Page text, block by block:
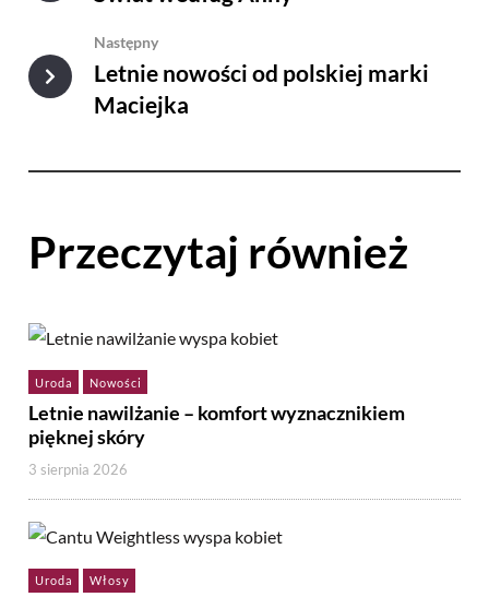
Następny
Letnie nowości od polskiej marki
Maciejka
Przeczytaj również
Uroda Nowości
Letnie nawilżanie – komfort wyznacznikiem
pięknej skóry
3 sierpnia 2026
Uroda Włosy